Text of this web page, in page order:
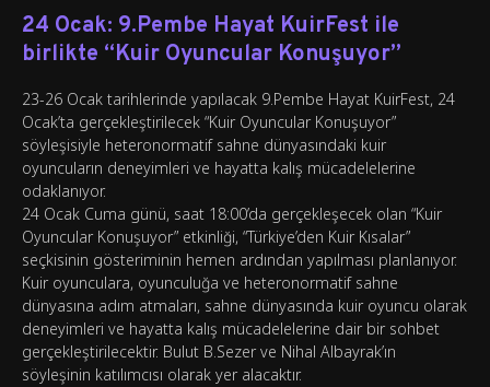
24 Ocak: 9.Pembe Hayat KuirFest ile
birlikte “Kuir Oyuncular Konuşuyor”
23-26 Ocak tarihlerinde yapılacak 9.Pembe Hayat KuirFest, 24
Ocak’ta gerçekleştirilecek “Kuir Oyuncular Konuşuyor”
söyleşisiyle heteronormatif sahne dünyasındaki kuir
oyuncuların deneyimleri ve hayatta kalış mücadelelerine
odaklanıyor.
24 Ocak Cuma günü, saat 18:00’da gerçekleşecek olan “Kuir
Oyuncular Konuşuyor” etkinliği, “Türkiye’den Kuir Kısalar”
seçkisinin gösteriminin hemen ardından yapılması planlanıyor.
Kuir oyunculara, oyunculuğa ve heteronormatif sahne
dünyasına adım atmaları, sahne dünyasında kuir oyuncu olarak
deneyimleri ve hayatta kalış mücadelelerine dair bir sohbet
gerçekleştirilecektir. Bulut B.Sezer ve Nihal Albayrak’ın
söyleşinin katılımcısı olarak yer alacaktır.